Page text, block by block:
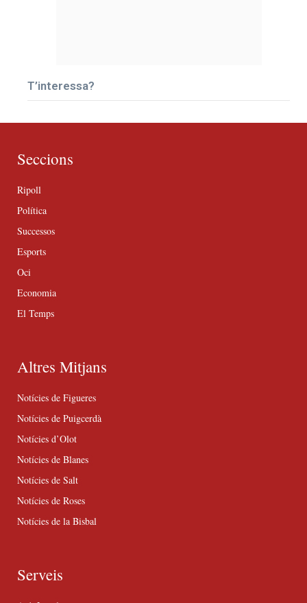
T’interessa?
Seccions
Ripoll
Política
Successos
Esports
Oci
Economia
El Temps
Altres Mitjans
Notícies de Figueres
Notícies de Puigcerdà
Notícies d’Olot
Notícies de Blanes
Notícies de Salt
Notícies de Roses
Notícies de la Bisbal
Serveis